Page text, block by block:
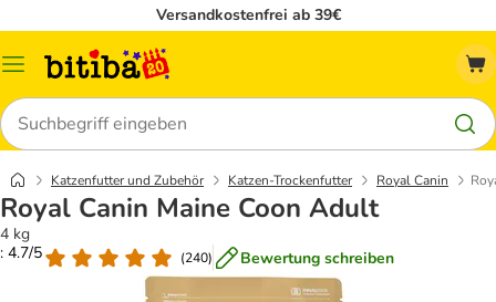
Versandkostenfrei ab 39€
Menü
Suchen
Katzenfutter und Zubehör Katzen-Trockenfutter Royal Canin
Royal Canin Maine Coon Adult
4 kg
: 4.7/5
(240) Bewertung schreiben